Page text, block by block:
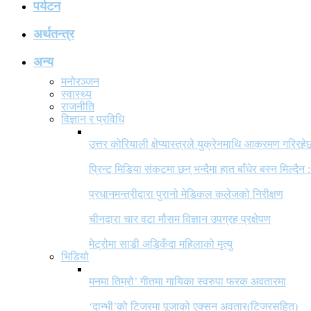
पर्यटन
अर्थतन्त्र
अन्य
मनोरञ्जन
स्वास्थ्य
राजनीति
विज्ञान र प्रविधि
उत्तर कोरियाली क्षेप्यास्त्रले युक्रेनमाथि आक्रमण
प्रिन्ट मिडिया संकटमा छन् भन्दैमा हात बाँधेर बस्न मिल्दैन
प्रधानमन्त्रीद्वारा पुरानो मेडिकल कलेजको निरीक्षण
चीनद्वारा चार वटा मौसम विज्ञान उपग्रह प्रक्षेपण
मेट्रोमा साडी अड्किँदा महिलाको मृत्यु
भिडियो
मनमा तिम्रो’ गीतमा गायिका स्वरुपा फरक अवतारमा
‘दान्भी’को टिजरमा पूजाको एक्सन अवतार(टिजरसहित)